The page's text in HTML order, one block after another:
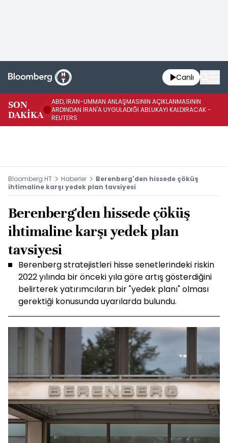
Canlı
SON
DAKİKA
ABD, İRAN-UMMAN ANLAŞMASININ AÇIKLANMASININ
ARDINDAN İRAN'A UYGULADIĞI ABLUKAYI KALDIRACAK -
REUTERS
Bloomberg HT Haberler
Berenberg'den hissede çöküş
ihtimaline karşı yedek plan tavsiyesi
Berenberg'den hissede çöküş
ihtimaline karşı yedek plan
tavsiyesi
Berenberg stratejistleri hisse senetlerindeki riskin
2022 yılında bir önceki yıla göre artış gösterdiğini
belirterek yatırımcıların bir "yedek planı" olması
gerektiği konusunda uyarılarda bulundu.